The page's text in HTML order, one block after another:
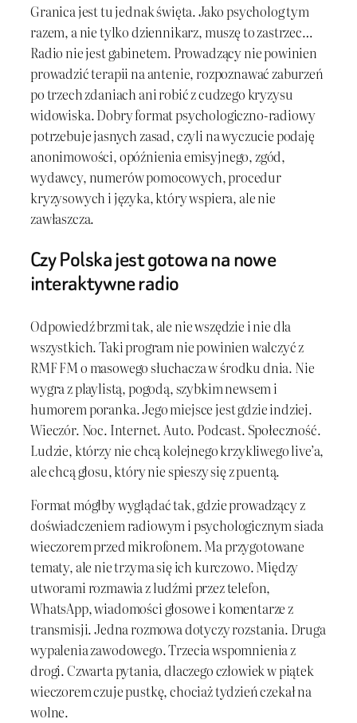
Granica jest tu jednak święta. Jako psycholog tym
razem, a nie tylko dziennikarz, muszę to zastrzec…
Radio nie jest gabinetem. Prowadzący nie powinien
prowadzić terapii na antenie, rozpoznawać zaburzeń
po trzech zdaniach ani robić z cudzego kryzysu
widowiska. Dobry format psychologiczno-radiowy
potrzebuje jasnych zasad, czyli na wyczucie podaję
anonimowości, opóźnienia emisyjnego, zgód,
wydawcy, numerów pomocowych, procedur
kryzysowych i języka, który wspiera, ale nie
zawłaszcza.
Czy Polska jest gotowa na nowe
interaktywne radio
Odpowiedź brzmi tak, ale nie wszędzie i nie dla
wszystkich. Taki program nie powinien walczyć z
RMF FM o masowego słuchacza w środku dnia. Nie
wygra z playlistą, pogodą, szybkim newsem i
humorem poranka. Jego miejsce jest gdzie indziej.
Wieczór. Noc. Internet. Auto. Podcast. Społeczność.
Ludzie, którzy nie chcą kolejnego krzykliwego live’a,
ale chcą głosu, który nie spieszy się z puentą.
Format mógłby wyglądać tak, gdzie prowadzący z
doświadczeniem radiowym i psychologicznym siada
wieczorem przed mikrofonem. Ma przygotowane
tematy, ale nie trzyma się ich kurczowo. Między
utworami rozmawia z ludźmi przez telefon,
WhatsApp, wiadomości głosowe i komentarze z
transmisji. Jedna rozmowa dotyczy rozstania. Druga
wypalenia zawodowego. Trzecia wspomnienia z
drogi. Czwarta pytania, dlaczego człowiek w piątek
wieczorem czuje pustkę, chociaż tydzień czekał na
wolne.